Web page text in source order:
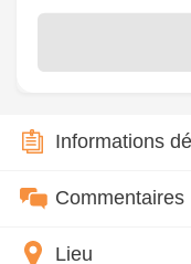
Informations
Commentaires
Lieu